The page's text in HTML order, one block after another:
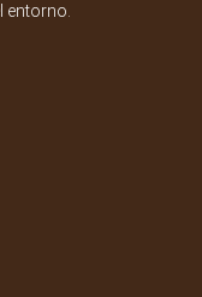
entorno.